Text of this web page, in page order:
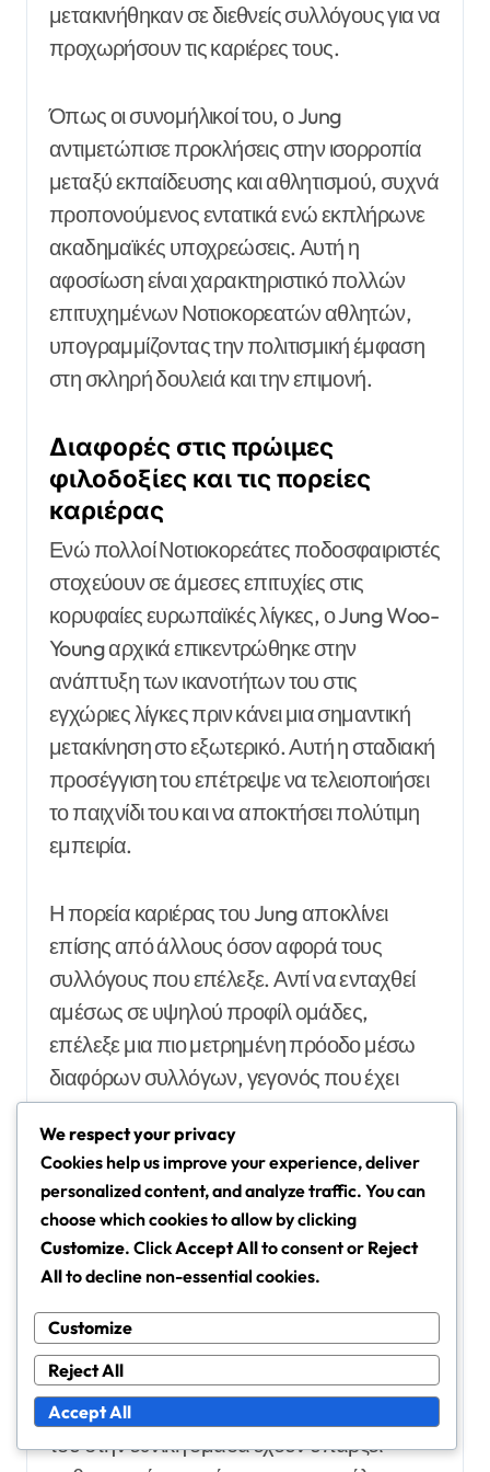
μετακινήθηκαν σε διεθνείς συλλόγους για να
προχωρήσουν τις καριέρες τους.
Όπως οι συνομήλικοί του, ο Jung
αντιμετώπισε προκλήσεις στην ισορροπία
μεταξύ εκπαίδευσης και αθλητισμού, συχνά
προπονούμενος εντατικά ενώ εκπλήρωνε
ακαδημαϊκές υποχρεώσεις. Αυτή η
αφοσίωση είναι χαρακτηριστικό πολλών
επιτυχημένων Νοτιοκορεατών αθλητών,
υπογραμμίζοντας την πολιτισμική έμφαση
στη σκληρή δουλειά και την επιμονή.
Διαφορές στις πρώιμες
φιλοδοξίες και τις πορείες
καριέρας
Ενώ πολλοί Νοτιοκορεάτες ποδοσφαιριστές
στοχεύουν σε άμεσες επιτυχίες στις
κορυφαίες ευρωπαϊκές λίγκες, ο Jung Woo-
Young αρχικά επικεντρώθηκε στην
ανάπτυξη των ικανοτήτων του στις
εγχώριες λίγκες πριν κάνει μια σημαντική
μετακίνηση στο εξωτερικό. Αυτή η σταδιακή
προσέγγιση του επέτρεψε να τελειοποιήσει
το παιχνίδι του και να αποκτήσει πολύτιμη
εμπειρία.
Η πορεία καριέρας του Jung αποκλίνει
επίσης από άλλους όσον αφορά τους
συλλόγους που επέλεξε. Αντί να ενταχθεί
αμέσως σε υψηλού προφίλ ομάδες,
επέλεξε μια πιο μετρημένη πρόοδο μέσω
διαφόρων συλλόγων, γεγονός που έχει
διαμορφώσει το στυλ παιχνιδιού του και την
τακτική του κατανόηση.
Σημαντικές επιτυχίες σε
σύγκριση με τους συνομηλίκους
του
Ο Jung Woo-Young έχει επιτύχει σημαντικά
ορόσημα, συμπεριλαμβανομένης της
εκπροσώπησης της Νότιας Κορέας σε
μεγάλες διεθνείς τουρνουά. Οι συνεισφορές
του στην εθνική ομάδα έχουν υπάρξει
We respect your privacy
Cookies help us improve your experience, deliver
personalized content, and analyze traffic. You can
choose which cookies to allow by clicking
Customize. ClickAccept Allto consent or Reject
Allto decline non-essential cookies.
Customize
Reject All
Accept All